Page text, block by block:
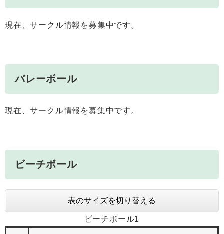
現在、サークル情報を募集中です。
バレーボール
現在、サークル情報を募集中です。
ビーチボール
表のサイズを切り替える
ビーチボール1